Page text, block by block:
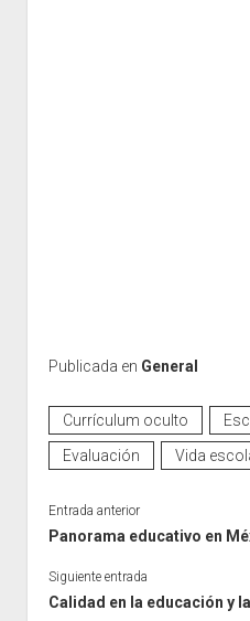
Publicada en General
Currículum oculto
Evaluación
Vida
Entrada anterior
Panorama educativo en
Siguiente entrada
Calidad en la educación y